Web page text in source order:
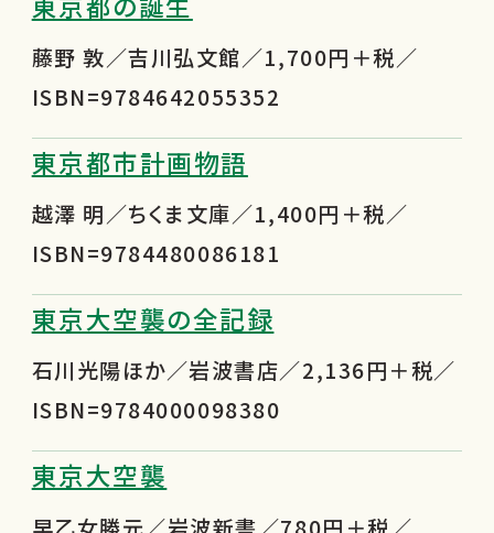
藤野 敦／吉川弘文館／1,700円＋税／
ISBN=9784642055352
東京都市計画物語
越澤 明／ちくま文庫／1,400円＋税／
ISBN=9784480086181
東京大空襲の全記録
石川光陽ほか／岩波書店／2,136円＋税／
ISBN=9784000098380
東京大空襲